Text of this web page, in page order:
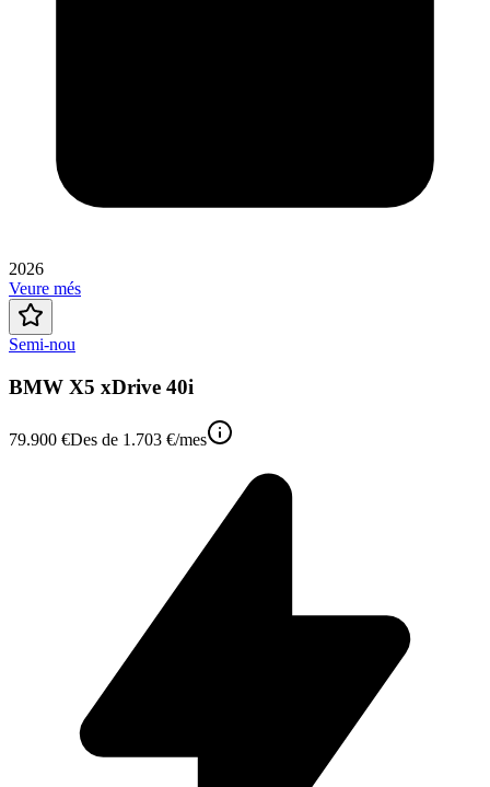
2026
Veure més
Semi-nou
BMW X5 xDrive 40i
79.900 €Des de 1.703 €/mes